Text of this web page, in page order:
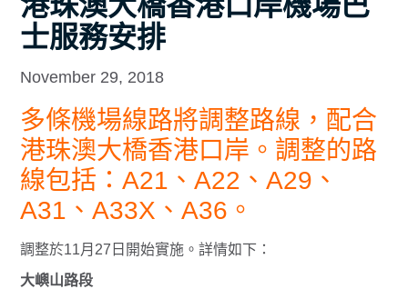
士服務安排
November 29, 2018
多條機場線路將調整路線，配合
港珠澳大橋香港口岸。調整的路
線包括：A21、A22、A29、
A31、A33X、A36。
調整於11月27日開始實施。詳情如下：
大嶼山路段